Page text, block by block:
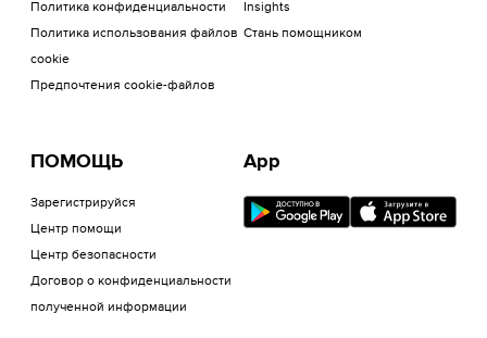
Политика конфиденциальности
Политика использования файлов
cookie
Предпочтения cookie-файлов
Insights
Стань помощником
ПОМОЩЬ
Зарегистрируйся
Центр помощи
Центр безопасности
Договор о конфиденциальности
полученной информации
App